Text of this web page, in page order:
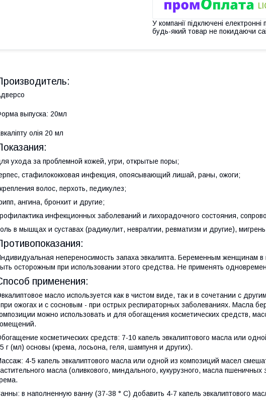
У компанії підключені
будь-який товар не покидаючи
выпуска: 20мл
олія 20 мл
ухода за проблемной кожей, угри, открытые поры;
стафилококковая инфекция, опоясывающий лишай, раны, ожоги;
волос, перхоть, педикулез;
ангина, бронхит и другие;
инфекционных заболеваний и лихорадочного состояния,
в мышцах и суставах (радикулит, невралгии, ревматизм и другие),
непереносимость запаха эвкалипта. Беременным женщинам
осторожным при использовании этого средства. Не применять
применения:
масло используется как в чистом виде, так и в сочетании с
ожогах и с сосновым - при острых респираторных заболеваниях. Масла
можно использовать и для обогащения косметических средств,
косметических средств: 7-10 капель эвкалиптового масла или
г (мл) основы (крема, лосьона, геля, шампуня и других).
4-5 капель эвкалиптового масла или одной из композиций масел
масла (оливкового, миндального, кукурузного, масла
в наполненную ванну (37-38 ° C) добавить 4-7 капель эвкалиптового